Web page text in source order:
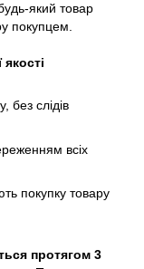
який товар
покупцем.
без слідів
всіх
покупку товару
протягом 3